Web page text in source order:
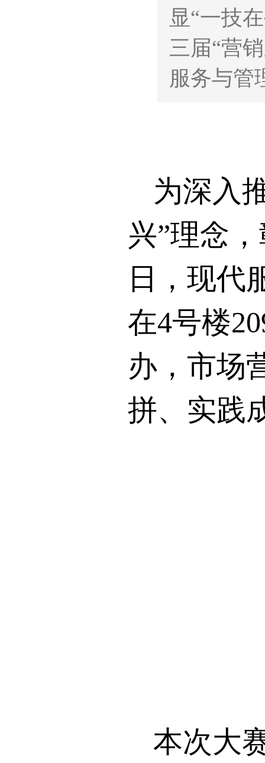
显“一技
三届“营
服务与管
为深入
兴”理念
日，现代
在4号楼
办，市场
拼、实践
本次大